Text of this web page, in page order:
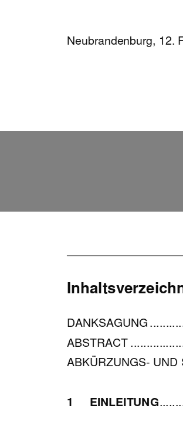
Neubrandenburg, 12.
DANKSAGUNG
ABSTRACT
ABKÜRZUNGS- UND
1     EINLEITUNG